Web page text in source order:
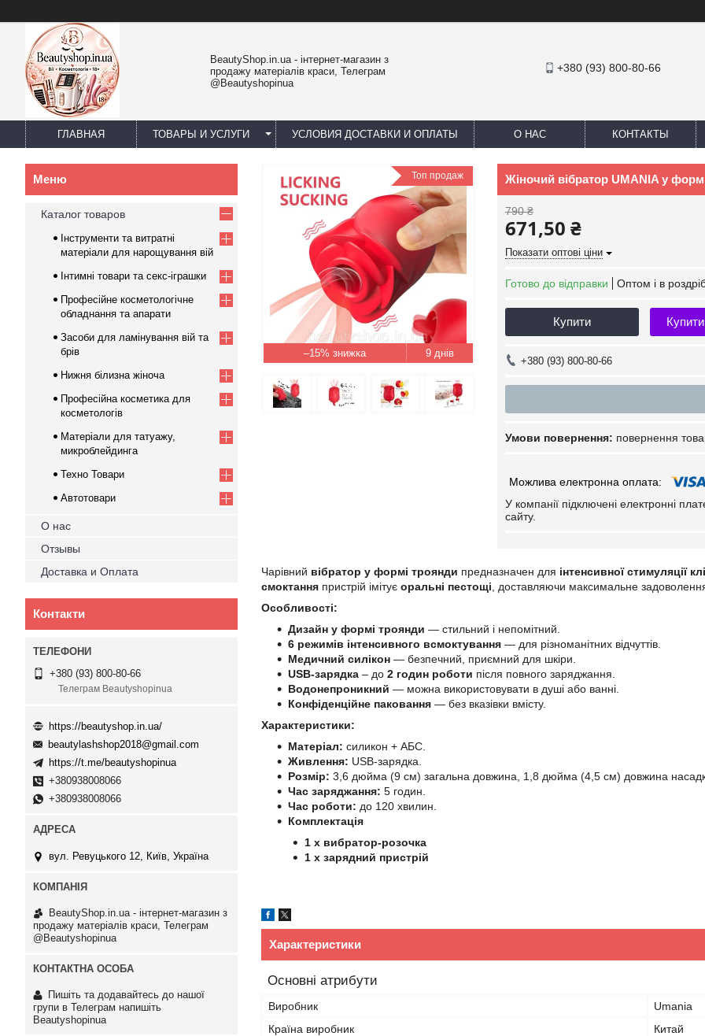
BeautyShop.in.ua - інтернет-магазин з
продажу матеріалів краси, Телеграм
@Beautyshopinua
+380 (93) 800-80-66
ГЛАВНАЯ ТОВАРЫ И УСЛУГИ УСЛОВИЯ ДОСТАВКИ И ОПЛАТЫ О НАС КОНТАКТЫ
–15% 9 днів
Топ продаж Жіночий вібратор UMANIA у
790 ₴
671,50 ₴
Показати оптові ціни
Готово до відправки Оптом і в
Купити
+380 (93) 800-80-66
повернення
У компанії підключені електронні
сайту.
Чарівний вібратор у формі троянди предназначен для інтенсивної стимуляції
смоктання пристрій імітує оральні пестощі , доставляючи максимальне
Особливості:
Дизайн у формі троянди — стильний і непомітний.
6 режимів інтенсивного всмоктування — для різноманітних відчуттів.
Медичний силікон — безпечний, приємний для шкіри.
USB-зарядка – до 2 годин роботи після повного заряджання.
Водонепроникний — можна використовувати в душі або ванні.
Конфіденційне паковання — без вказівки вмісту.
Характеристики:
Матеріал: силикон + АБС.
Живлення: USB-зарядка.
Розмір: 3,6 дюйма (9 см) загальна довжина, 1,8 дюйма (4,5 см) довжина
Час заряджання: 5 годин.
Час роботи: до 120 хвилин.
Комплектація
1 x вибратор-розочка
1 x зарядний пристрій
Характеристики
Основні атрибути
Виробник
Umania
Країна виробник
Китай
Каталог товаров
Інструменти та витратні
матеріали для нарощування вій
Інтимні товари та секс-іграшки
Професійне косметологічне
обладнання та апарати
Засоби для ламінування вій та
брів
Нижня білизна жіноча
Професійна косметика для
косметологів
Матеріали для татуажу,
микроблейдинга
Техно Товари
Автотовари
О нас
Отзывы
Доставка и Оплата
Контакти
+380 (93) 800-80-66
Телеграм Beautyshopinua
https://beautyshop.in.ua/
beautylashshop2018@gmail.com
https://t.me/beautyshopinua
+380938008066
+380938008066
вул. Ревуцького 12, Київ, Україна
BeautyShop.in.ua - інтернет-магазин з
продажу матеріалів краси, Телеграм
@Beautyshopinua
Пишіть та додавайтесь до нашої
групи в Телеграм напишіть
Beautyshopinua